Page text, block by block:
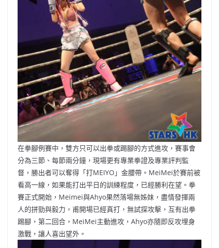
在拳腳例賽中，雙方只可以出拳或踢腳的方式進攻，賽事會
分為三節、每節兩分鐘，現場更有專業拳證及專業評判監
督，勝出者可以奪得「打MEIYO」金腰帶。MeiMei於賽前被
看高一線，如果能打出平日的訓練程度，已經勝利在望。拳
賽正式開始，Meimei與Ahyo果然落場無姊妹，盡情發揮兩
人的拼勁與毅力，甫開場已經真打，無試探攻擊，互有出拳
踢腳，第二回合，MeiMei主動進攻，Ahyo亦隨即反攻埋身
激戰，讓人喜出望外。